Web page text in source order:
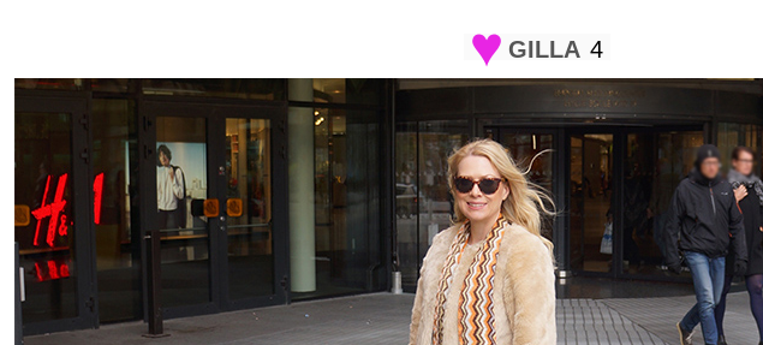
GILLA 4